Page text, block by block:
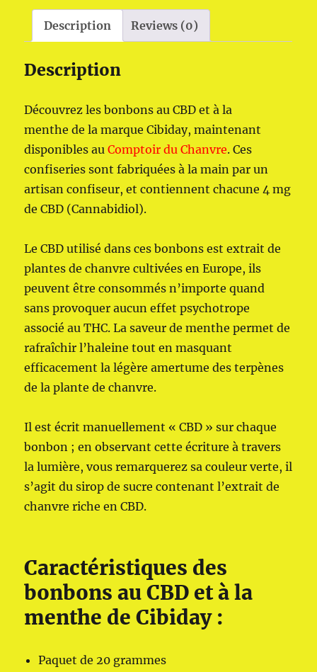
Description Reviews (0)
Description
Découvrez les bonbons au CBD et à la
menthe de la marque Cibiday, maintenant
disponibles auComptoir du Chanvre. Ces
confiseries sont fabriquées à la main par un
artisan confiseur, et contiennent chacune 4 mg
de CBD (Cannabidiol).
Le CBD utilisé dans ces bonbons est extrait de
plantes de chanvre cultivées en Europe, ils
peuvent être consommés n’importe quand
sans provoquer aucun effet psychotrope
associé au THC. La saveur de menthe permet de
rafraîchir l’haleine tout en masquant
efficacement la légère amertume des terpènes
de la plante de chanvre.
Il est écrit manuellement « CBD » sur chaque
bonbon ; en observant cette écriture à travers
la lumière, vous remarquerez sa couleur verte, il
s’agit du sirop de sucre contenant l’extrait de
chanvre riche en CBD.
Caractéristiques des
bonbons au CBD et à la
menthe de Cibiday :
Paquet de 20 grammes